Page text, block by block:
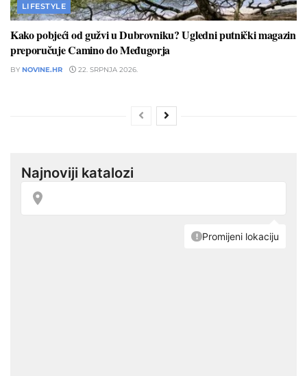
LIFESTYLE
Kako pobjeći od gužvi u Dubrovniku? Ugledni putnički magazin
preporučuje Camino do Međugorja
BY NOVINE.HR 22. SRPNJA 2026.